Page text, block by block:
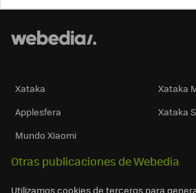
Xataka
Xataka
Applesfera
Xataka
Mundo Xiaomi
Otras publicaciones de Webedia
Utilizamos cookies de terceros para